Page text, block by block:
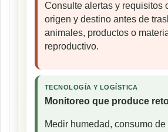
Consulte alertas y requisitos
origen y destino antes de
animales, productos o
reproductivo.
TECNOLOGÍA Y LOGÍSTICA
Monitoreo que produce
Medir humedad, consumo de